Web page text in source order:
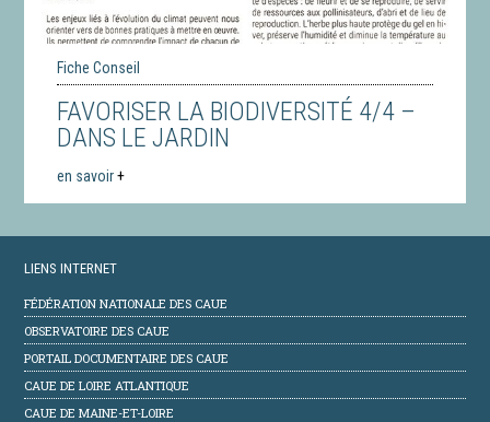
Fiche Conseil
FAVORISER LA BIODIVERSITÉ 4/4 –
DANS LE JARDIN
en savoir+
LIENS INTERNET
FÉDÉRATION NATIONALE DES CAUE
OBSERVATOIRE DES CAUE
PORTAIL DOCUMENTAIRE DES CAUE
CAUE DE LOIRE ATLANTIQUE
CAUE DE MAINE-ET-LOIRE